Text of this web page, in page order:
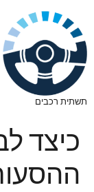
תשתית רכבים
כיצד